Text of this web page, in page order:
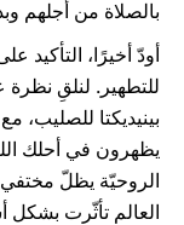
بالصلاة من أجلهم
أودّ أخيرًا،
للتطهير. لنلقِ
بينيديكتا للصليب،
يظهرون في أحلك
الروحيّة يظلّ
العالم تأثّرت بشكل